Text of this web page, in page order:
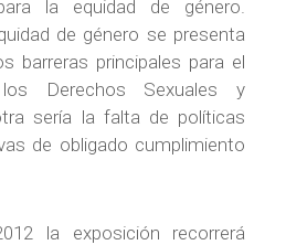
la equidad de género.
de género se presenta
barreras principales para el
Derechos Sexuales y
sería la falta de políticas
de obligado cumplimiento
la exposición recorrerá